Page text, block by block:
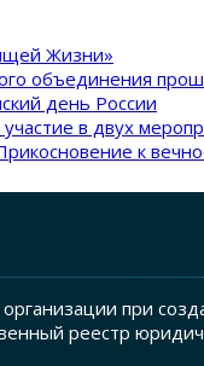
Жизни»
объединения
день России
в двух
к
при
реестр